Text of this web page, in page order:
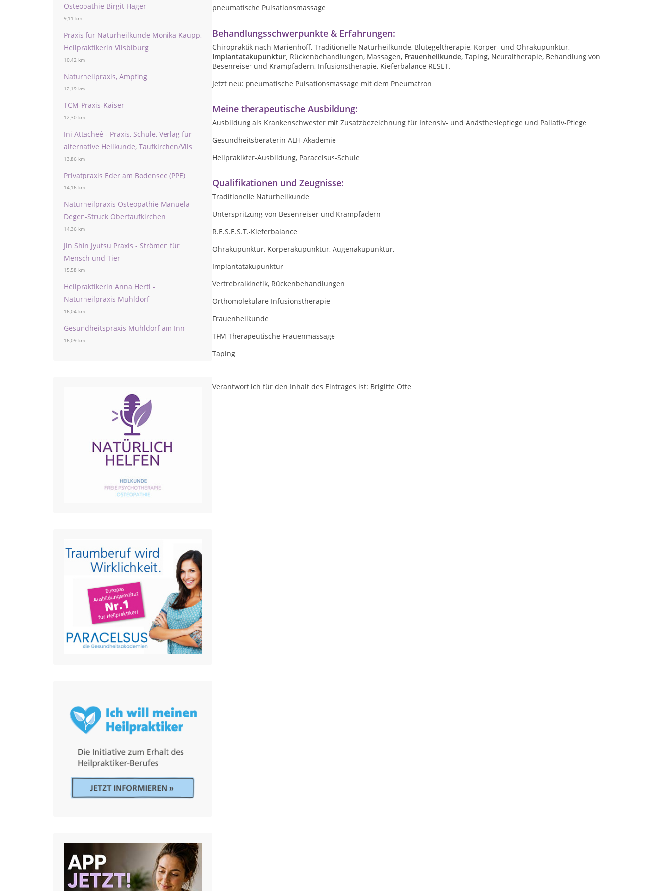
Osteopathie Birgit Hager
9,11 km
Praxis für Naturheilkunde Monika Kaupp,
Heilpraktikerin Vilsbiburg
10,42 km
Naturheilpraxis, Ampfing
12,19 km
TCM-Praxis-Kaiser
12,30 km
Ini Attacheé - Praxis, Schule, Verlag für
alternative Heilkunde, Taufkirchen/Vils
13,86 km
Privatpraxis Eder am Bodensee (PPE)
14,16 km
Naturheilpraxis Osteopathie Manuela
Degen-Struck Obertaufkirchen
14,36 km
Jin Shin Jyutsu Praxis - Strömen für
Mensch und Tier
15,58 km
Heilpraktikerin Anna Hertl -
Naturheilpraxis Mühldorf
16,04 km
Gesundheitspraxis Mühldorf am Inn
16,09 km
pneumatische Pulsationsmassage
Behandlungsschwerpunkte & Erfahrungen:
Chiropraktik nach Marienhoff, Traditionelle Naturheilkunde, Blutegeltherapie, Körper- und Ohrakupunktur,
Implantatakupunktur, Rückenbehandlungen, Massagen, Frauenheilkunde, Taping, Neuraltherapie, Behandlung von
Besenreiser und Krampfadern, Infusionstherapie, Kieferbalance RESET.
Jetzt neu: pneumatische Pulsationsmassage mit dem Pneumatron
Meine therapeutische Ausbildung:
Ausbildung als Krankenschwester mit Zusatzbezeichnung für Intensiv- und Anästhesiepflege und Paliativ-Pflege
Gesundheitsberaterin ALH-Akademie
Heilprakikter-Ausbildung, Paracelsus-Schule
Qualifikationen und Zeugnisse:
Traditionelle Naturheilkunde
Unterspritzung von Besenreiser und Krampfadern
R.E.S.E.S.T.-Kieferbalance
Ohrakupunktur, Körperakupunktur, Augenakupunktur,
Implantatakupunktur
Vertrebralkinetik, Rückenbehandlungen
Orthomolekulare Infusionstherapie
Frauenheilkunde
TFM Therapeutische Frauenmassage
Taping
Verantwortlich für den Inhalt des Eintrages ist: Brigitte Otte